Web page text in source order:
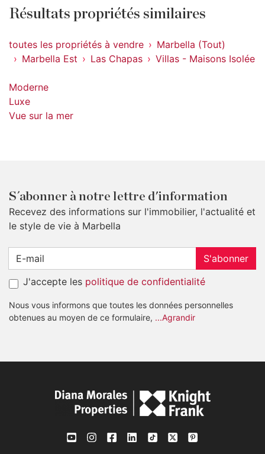
Résultats propriétés similaires
toutes les propriétés à vendre
Marbella (Tout)
Marbella Est
Las Chapas Villas - Maisons Isolée
Moderne
Luxe
Vue sur la mer
S´abonner à notre lettre d'information
Recevez des informations sur l'immobilier, l'actualité et
le style de vie à Marbella
S'abonner
J'accepte les politique de confidentialité
Nous vous informons que toutes les données personnelles
obtenues au moyen de ce formulaire, ...Agrandir